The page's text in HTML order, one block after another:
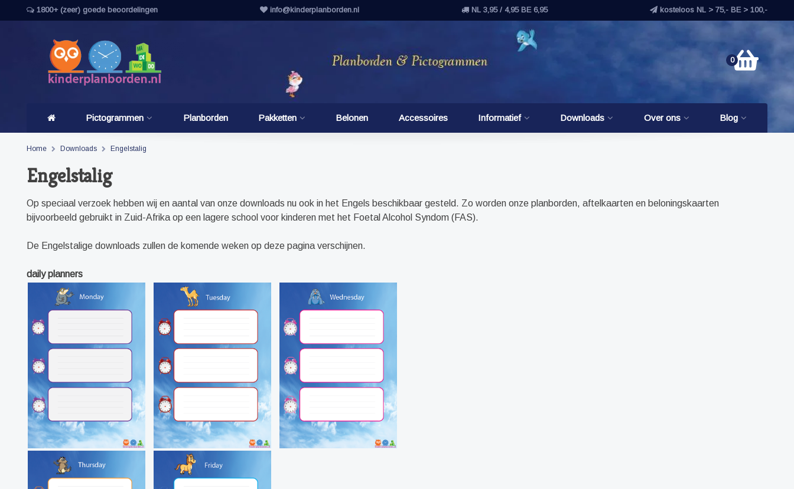
1800+ (zeer) goede beoordelingen info@kinderplanborden.nl NL 3,95 / 4,95 BE 6,95 kosteloos NL > 75,- BE > 100,-
0
Pictogrammen Planborden Pakketten Belonen Accessoires Informatief Downloads Over ons Blog
Home Downloads Engelstalig
Engelstalig
Op speciaal verzoek hebben wij en aantal van onze downloads nu ook in het Engels beschikbaar gesteld. Zo worden onze planborden, aftelkaarten en beloningskaarten
bijvoorbeeld gebruikt in Zuid-Afrika op een lagere school voor kinderen met het Foetal Alcohol Syndom (FAS).
De Engelstalige downloads zullen de komende weken op deze pagina verschijnen.
daily planners